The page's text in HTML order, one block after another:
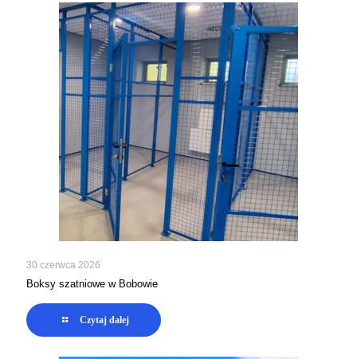
30 czerwca 2026
Boksy szatniowe w Bobowie
Czytaj dalej